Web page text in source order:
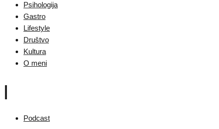
Psihologija
Gastro
Lifestyle
Društvo
Kultura
O meni
|
Podcast